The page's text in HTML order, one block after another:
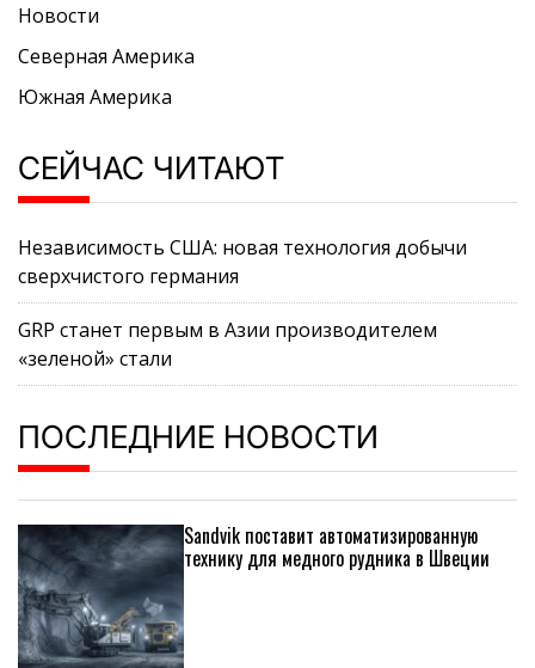
Новости
Северная Америка
Южная Америка
СЕЙЧАС ЧИТАЮТ
Независимость США: новая технология добычи
сверхчистого германия
GRP станет первым в Азии производителем
«зеленой» стали
ПОСЛЕДНИЕ НОВОСТИ
Sandvik поставит автоматизированную
технику для медного рудника в Швеции